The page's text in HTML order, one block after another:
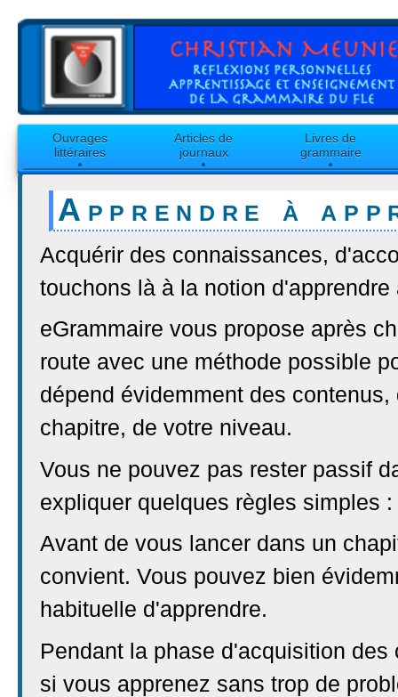
Ouvrages
littéraires
Articles de
journaux
Livres de
grammaire
Apprendre à
Acquérir des connaissances,
touchons là à la notion d'apprendre
eGrammaire vous propose après
route avec une méthode possible
dépend évidemment des
chapitre, de votre niveau.
Vous ne pouvez pas rester passif
expliquer quelques règles simples :
Avant de vous lancer dans un
convient. Vous pouvez bien
habituelle d'apprendre.
Pendant la phase d'acquisition
si vous apprenez sans trop de